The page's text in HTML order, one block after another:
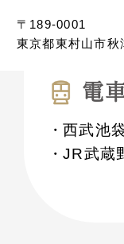
〒189-0001
東京都東村山市
電
西武池
JR武蔵